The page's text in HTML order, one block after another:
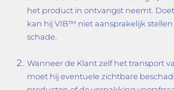
het product in ontvangst neemt.
kan hij VIB™ niet aansprakelijk
schade.
Wanneer de Klant zelf het transport
moet hij eventuele zichtbare